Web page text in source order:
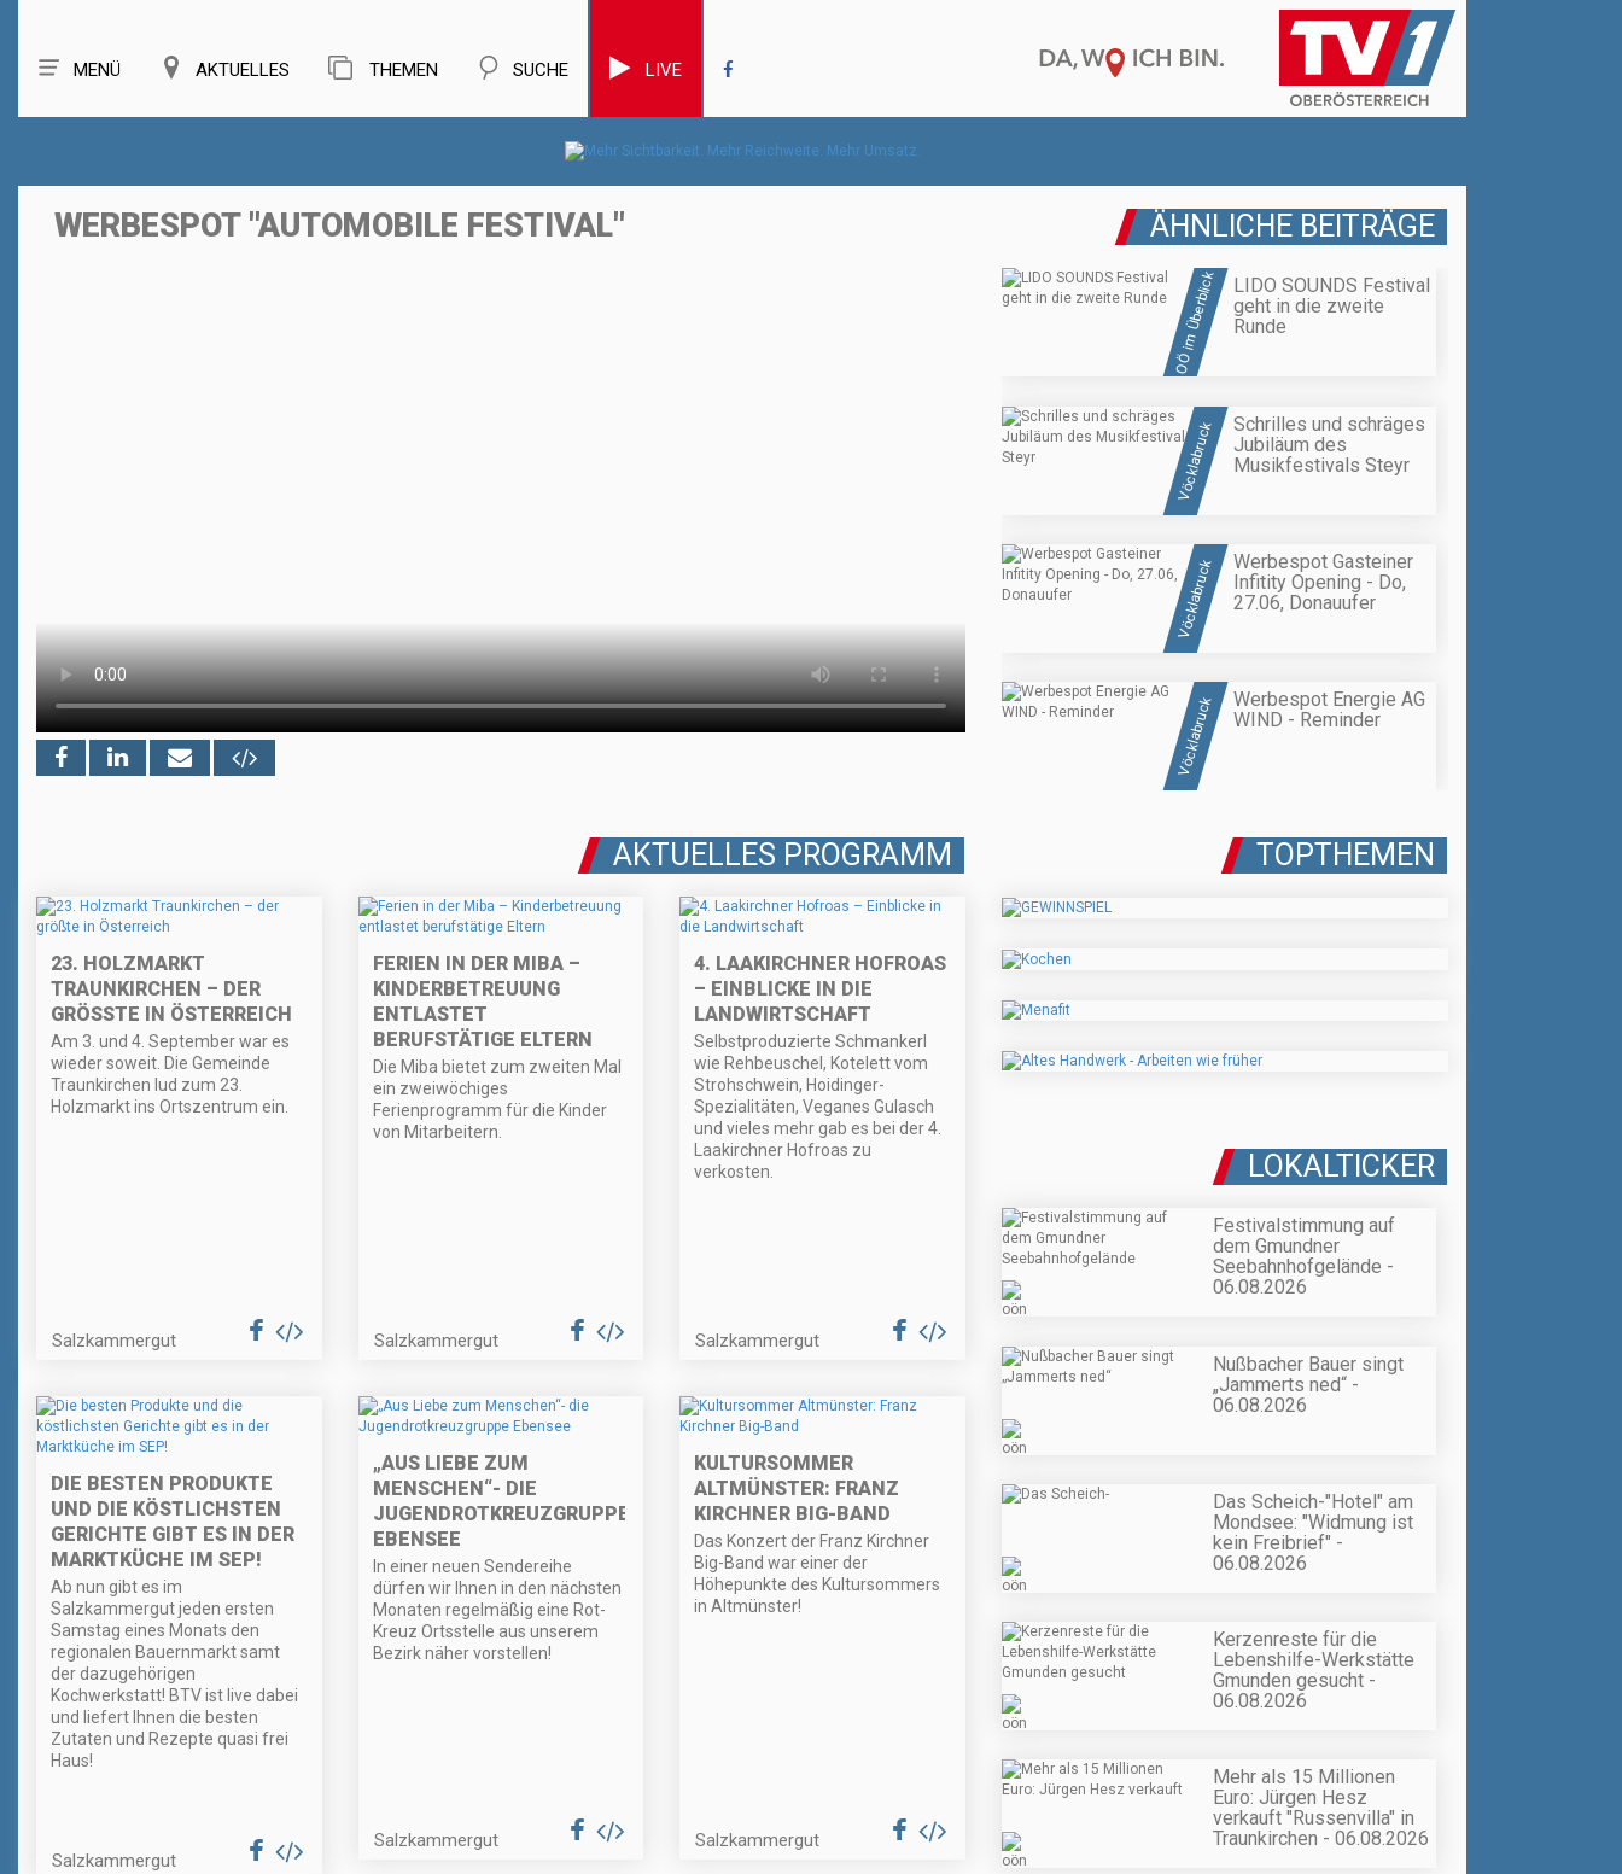
MENÜ AKTUELLES THEMEN SUCHE LIVE
WERBESPOT "AUTOMOBILE FESTIVAL" ÄHNLICHE BEITRÄGE
OÖ im Überblick
LIDO SOUNDS Festival
geht in die zweite
Runde
Vöcklabruck
Schrilles und schräges
Jubiläum des
Musikfestivals Steyr
Vöcklabruck
Werbespot Gasteiner
Infitity Opening - Do,
27.06, Donauufer
Vöcklabruck
Werbespot Energie AG
WIND - Reminder
AKTUELLES PROGRAMM
23. HOLZMARKT
TRAUNKIRCHEN – DER
GRÖSSTE IN ÖSTERREICH
Am 3. und 4. September war es
wieder soweit. Die Gemeinde
Traunkirchen lud zum 23.
Holzmarkt ins Ortszentrum ein.
Salzkammergut
FERIEN IN DER MIBA –
KINDERBETREUUNG
ENTLASTET
BERUFSTÄTIGE ELTERN
Die Miba bietet zum zweiten Mal
ein zweiwöchiges
Ferienprogramm für die Kinder
von Mitarbeitern.
Salzkammergut
4. LAAKIRCHNER HOFROAS
– EINBLICKE IN DIE
LANDWIRTSCHAFT
Selbstproduzierte Schmankerl
wie Rehbeuschel, Kotelett vom
Strohschwein, Hoidinger-
Spezialitäten, Veganes Gulasch
und vieles mehr gab es bei der 4.
Laakirchner Hofroas zu
verkosten.
Salzkammergut
DIE BESTEN PRODUKTE
UND DIE KÖSTLICHSTEN
GERICHTE GIBT ES IN DER
MARKTKÜCHE IM SEP!
Ab nun gibt es im
Salzkammergut jeden ersten
Samstag eines Monats den
regionalen Bauernmarkt samt
der dazugehörigen
Kochwerkstatt! BTV ist live dabei
und liefert Ihnen die besten
Zutaten und Rezepte quasi frei
Haus!
Salzkammergut
„AUS LIEBE ZUM
MENSCHEN“- DIE
JUGENDROTKREUZGRUPPE
EBENSEE
In einer neuen Sendereihe
dürfen wir Ihnen in den nächsten
Monaten regelmäßig eine Rot-
Kreuz Ortsstelle aus unserem
Bezirk näher vorstellen!
Salzkammergut
KULTURSOMMER
ALTMÜNSTER: FRANZ
KIRCHNER BIG-BAND
Das Konzert der Franz Kirchner
Big-Band war einer der
Höhepunkte des Kultursommers
in Altmünster!
Salzkammergut
TOPTHEMEN
LOKALTICKER
Festivalstimmung auf
dem Gmundner
Seebahnhofgelände -
06.08.2026
Nußbacher Bauer singt
„Jammerts ned“ -
06.08.2026
Das Scheich-"Hotel" am
Mondsee: "Widmung ist
kein Freibrief" -
06.08.2026
Kerzenreste für die
Lebenshilfe-Werkstätte
Gmunden gesucht -
06.08.2026
Mehr als 15 Millionen
Euro: Jürgen Hesz
verkauft "Russenvilla" in
Traunkirchen - 06.08.2026